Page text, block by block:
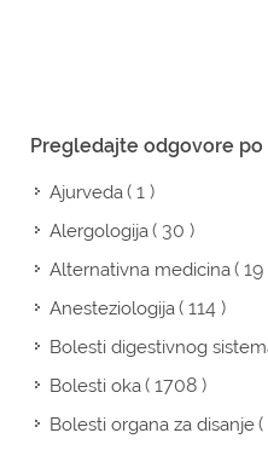
Pregledajte odgovore
Ajurveda( 1 )
Alergologija( 30 )
Alternativna medicina( 19
Anesteziologija( 114 )
Bolesti digestivnog
Bolesti oka( 1708 )
Bolesti organa za disanje(